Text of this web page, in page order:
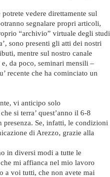
vedere direttamente sul
segnalare propri articoli,
“archivio” virtuale degli studi
sono presenti gli atti dei nostri
mentre sul nostro canale
da poco, seminari mensili –
recente che ha cominciato un
vi anticipo solo
si terra’ quest’anno il 6-8
presenza. Se, infatti, le condizioni
di Arezzo, grazie alla
in diversi modi a tutte le
mi affianca nel mio lavoro
a voi tutti, che non avete mai